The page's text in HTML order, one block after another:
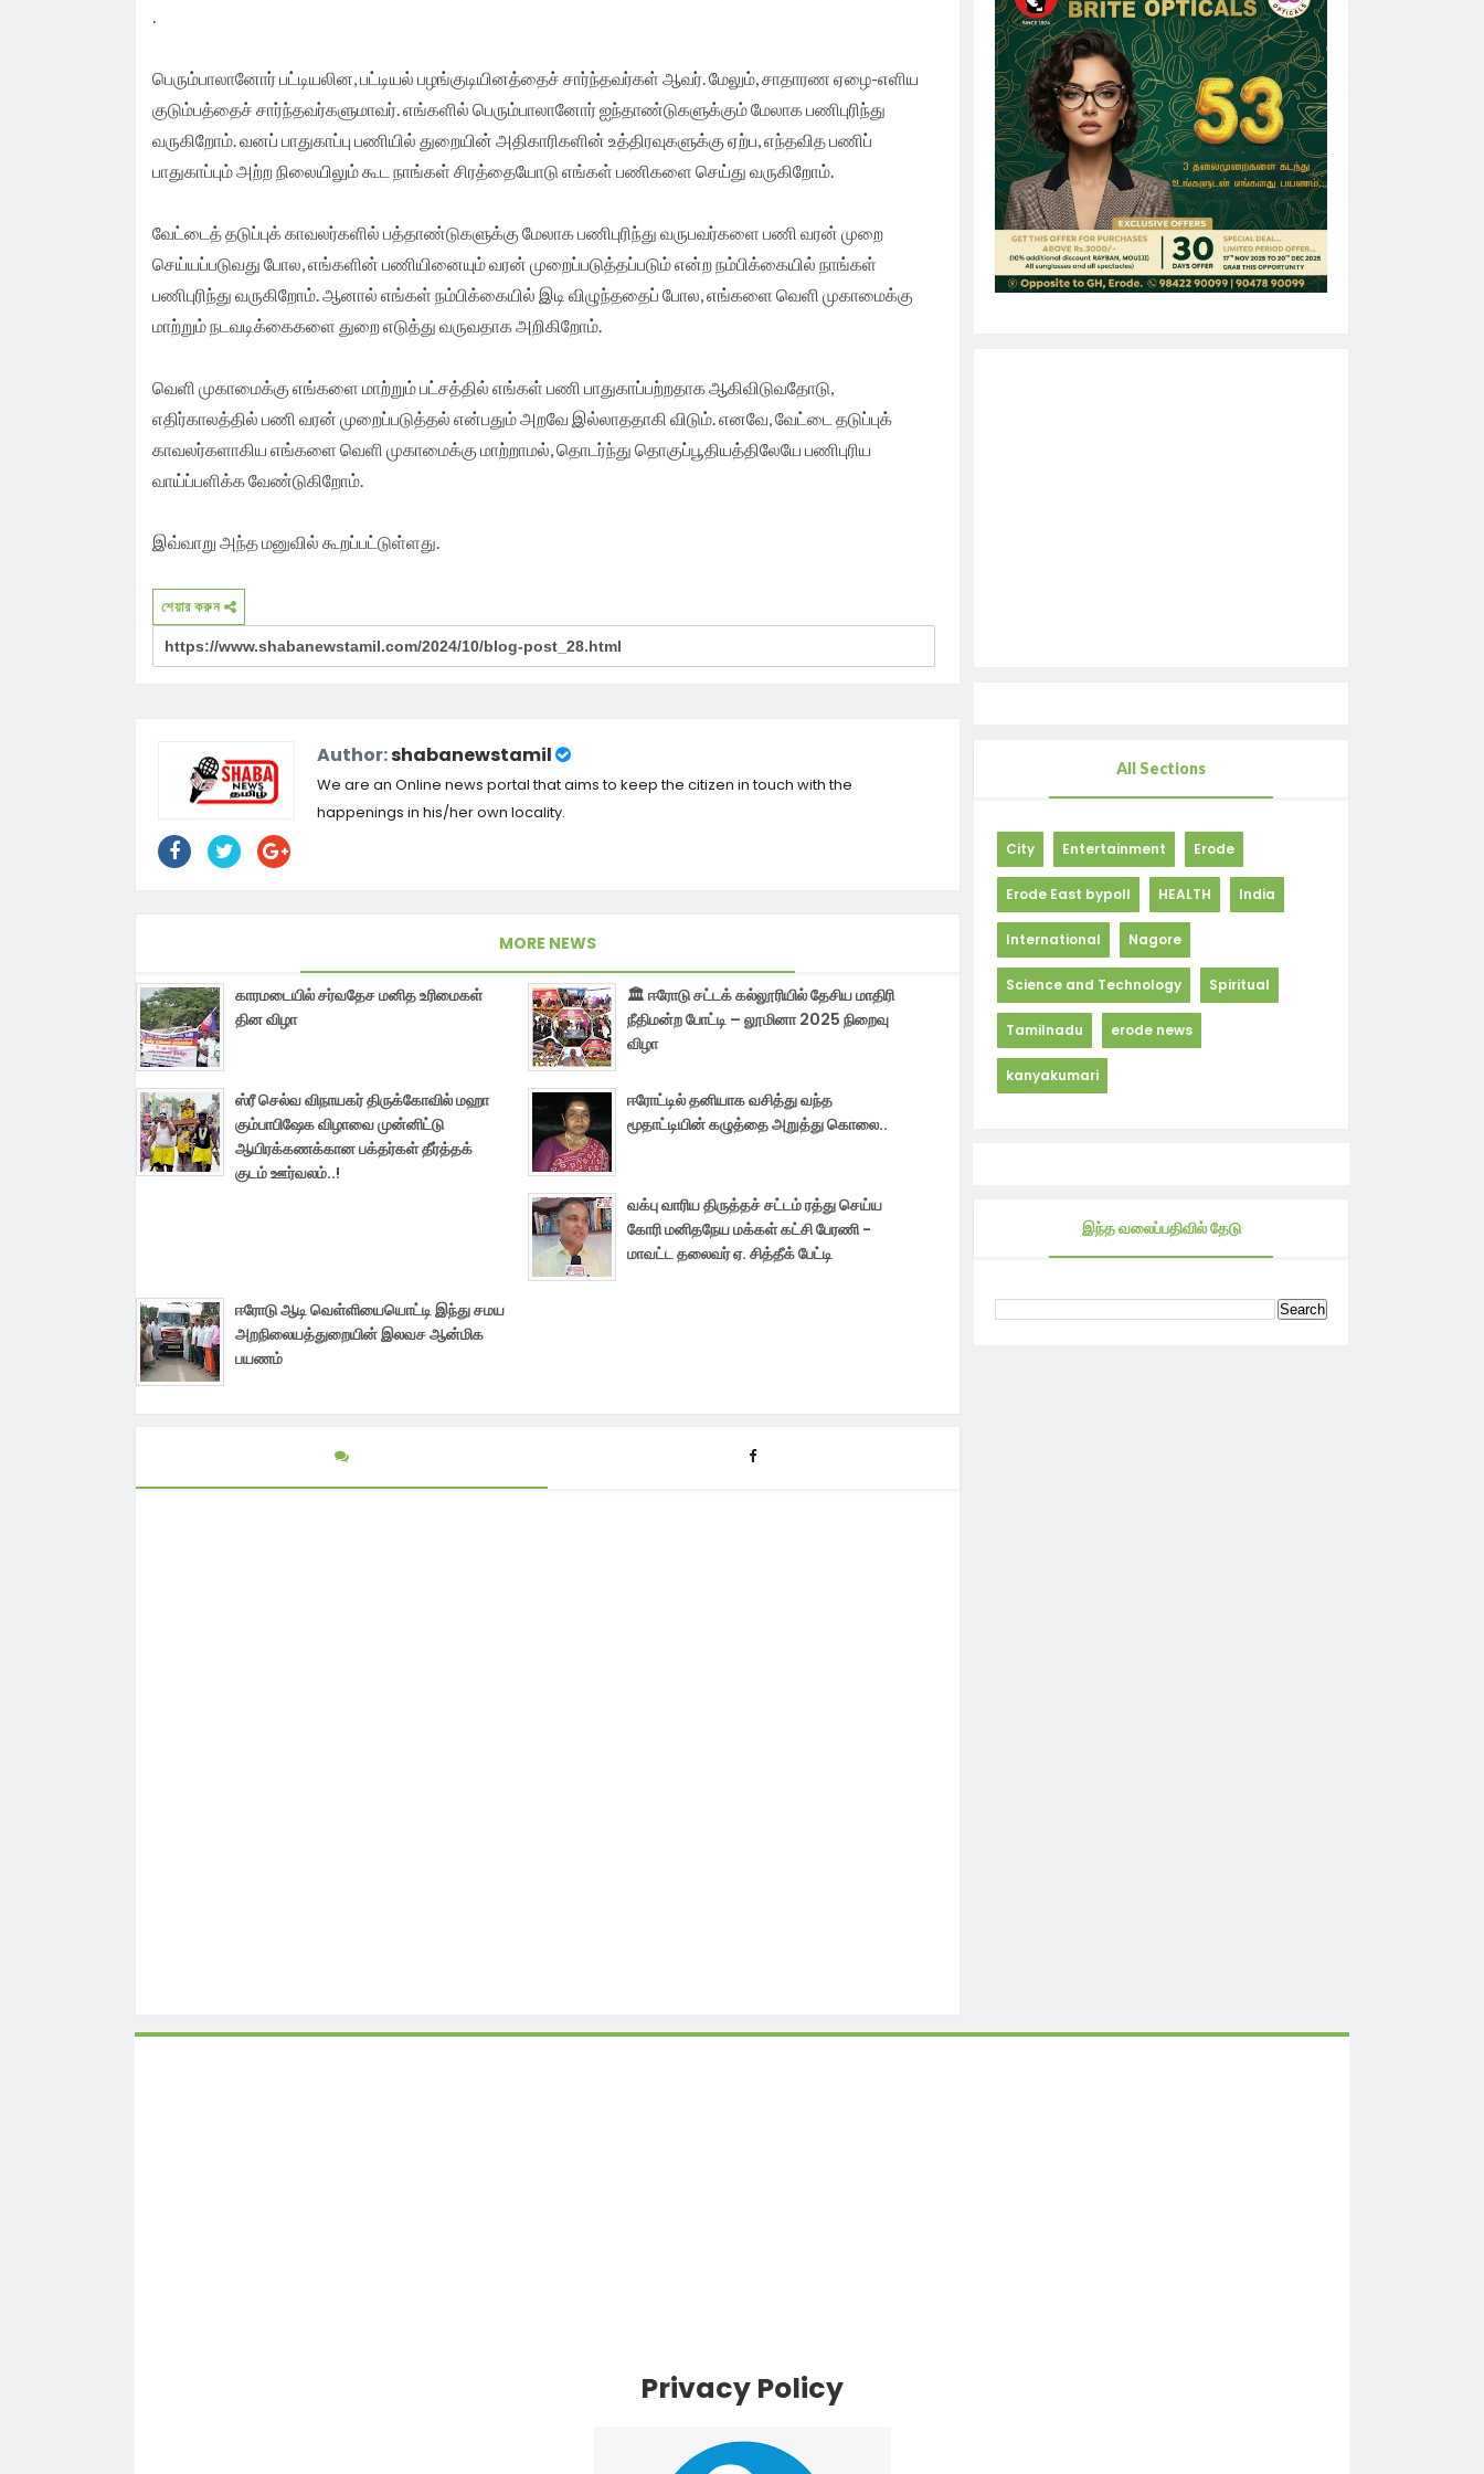
.
பெரும்பாலானோர் பட்டியலின, பட்டியல் பழங்குடியினத்தைச் சார்ந்தவர்கள் ஆவர். மேலும், சாதாரண ஏழை-எளிய
குடும்பத்தைச் சார்ந்தவர்களுமாவர். எங்களில் பெரும்பாலானோர் ஐந்தாண்டுகளுக்கும் மேலாக பணிபுரிந்து
வருகிறோம். வனப் பாதுகாப்பு பணியில் துறையின் அதிகாரிகளின் உத்திரவுகளுக்கு ஏற்ப, எந்தவித பணிப்
பாதுகாப்பும் அற்ற நிலையிலும் கூட நாங்கள் சிரத்தையோடு எங்கள் பணிகளை செய்து வருகிறோம்.
வேட்டைத் தடுப்புக் காவலர்களில் பத்தாண்டுகளுக்கு மேலாக பணிபுரிந்து வருபவர்களை பணி வரன் முறை
செய்யப்படுவது போல, எங்களின் பணியினையும் வரன் முறைப்படுத்தப்படும் என்ற நம்பிக்கையில் நாங்கள்
பணிபுரிந்து வருகிறோம். ஆனால் எங்கள் நம்பிக்கையில் இடி விழுந்ததைப் போல, எங்களை வெளி முகாமைக்கு
மாற்றும் நடவடிக்கைகளை துறை எடுத்து வருவதாக அறிகிறோம்.
வெளி முகாமைக்கு எங்களை மாற்றும் பட்சத்தில் எங்கள் பணி பாதுகாப்பற்றதாக ஆகிவிடுவதோடு,
எதிர்காலத்தில் பணி வரன் முறைப்படுத்தல் என்பதும் அறவே இல்லாததாகி விடும். எனவே, வேட்டை தடுப்புக்
காவலர்களாகிய எங்களை வெளி முகாமைக்கு மாற்றாமல், தொடர்ந்து தொகுப்பூதியத்திலேயே பணிபுரிய
வாய்ப்பளிக்க வேண்டுகிறோம்.
இவ்வாறு அந்த மனுவில் கூறப்பட்டுள்ளது.
শেয়ার করুন
Author:shabanewstamil
We are an Online news portal that aims to keep the citizen in touch with the
happenings in his/her own locality.
MORE NEWS
காரமடையில் சர்வதேச மனித உரிமைகள்
தின விழா
🏛️ ஈரோடு சட்டக் கல்லூரியில் தேசிய மாதிரி
நீதிமன்ற போட்டி – லூமினா 2025 நிறைவு
விழா
ஸ்ரீ செல்வ விநாயகர் திருக்கோவில் மஹா
கும்பாபிஷேக விழாவை முன்னிட்டு
ஆயிரக்கணக்கான பக்தர்கள் தீர்த்தக்
குடம் ஊர்வலம்..!
ஈரோட்டில் தனியாக வசித்து வந்த
மூதாட்டியின் கழுத்தை அறுத்து கொலை..
வக்பு வாரிய திருத்தச் சட்டம் ரத்து செய்ய
கோரி மனிதநேய மக்கள் கட்சி பேரணி -
மாவட்ட தலைவர் ஏ. சித்தீக் பேட்டி
ஈரோடு ஆடி வெள்ளியையொட்டி இந்து சமய
அறநிலையத்துறையின் இலவச ஆன்மிக
பயணம்
All Sections
City Entertainment Erode
Erode East bypoll HEALTH India
International Nagore
Science and Technology Spiritual
Tamilnadu erode news
kanyakumari
இந்த வலைப்பதிவில் தேடு
Privacy Policy